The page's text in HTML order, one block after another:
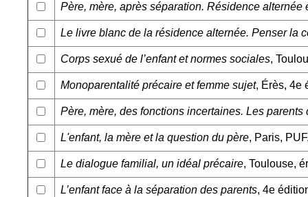
Père, mère, après séparation. Résidence alternée
Le livre blanc de la résidence alternée. Penser la
Corps sexué de l’enfant et normes sociales,
Monoparentalité précaire et femme sujet, Érès, 4e
Père, mère, des fonctions incertaines. Les
L'enfant, la mère et la question du père, Paris,
Le dialogue familial, un idéal précaire, Toulouse,
L’enfant face à la séparation des parents, 4e